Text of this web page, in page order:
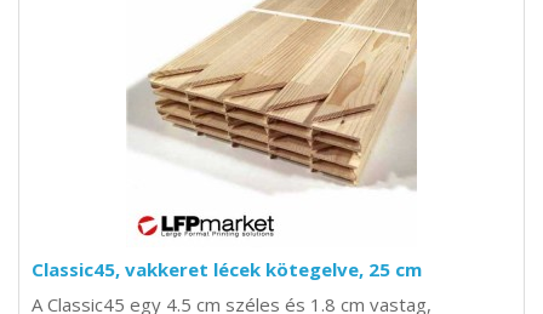
Classic45, vakkeret lécek kötegelve, 25 cm
A Classic45 egy 4.5 cm széles és 1.8 cm vastag,